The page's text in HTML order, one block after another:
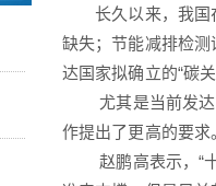
长久以来，我国
缺失；节能减排检
达国家拟确立的“碳
尤其是当前发达国
作提出了更高的要求
赵鹏高表示，“十